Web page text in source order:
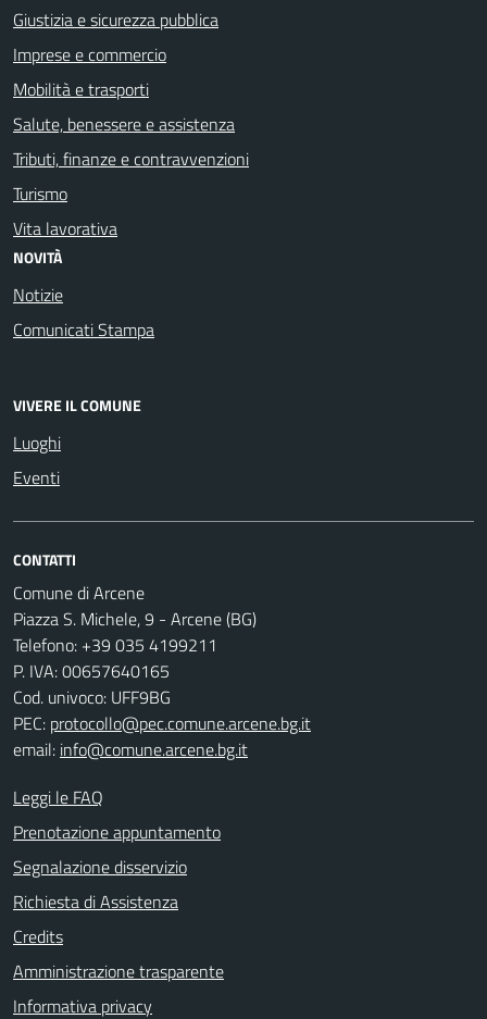
Giustizia e sicurezza pubblica
Imprese e commercio
Mobilità e trasporti
Salute, benessere e assistenza
Tributi, finanze e contravvenzioni
Turismo
Vita lavorativa
NOVITÀ
Notizie
Comunicati Stampa
VIVERE IL COMUNE
Luoghi
Eventi
CONTATTI
Comune di Arcene
Piazza S. Michele, 9 - Arcene (BG)
Telefono: +39 035 4199211
P. IVA: 00657640165
Cod. univoco: UFF9BG
PEC: protocollo@pec.comune.arcene.bg.it
email: info@comune.arcene.bg.it
Leggi le FAQ
Prenotazione appuntamento
Segnalazione disservizio
Richiesta di Assistenza
Credits
Amministrazione trasparente
Informativa privacy